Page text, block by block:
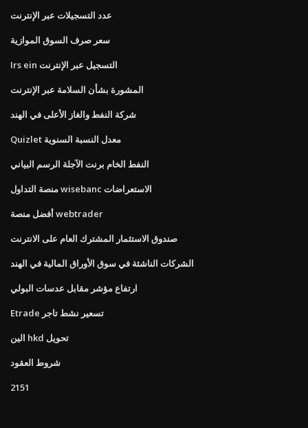
عدد التسجيلات عبر الإنترنت
سعر صرف السوق الموازية
Irs ein التسجيل عبر الإنترنت
المشورة بشأن السلامة عبر الإنترنت
شركة النفط والغاز الأعلى في الهند
Quizlet معدل النسبة السنوية
النفط الخام برنت الآجلة الرسم البياني
منصة التداول wisebanc الاستعراضات
أفضل منصة webtrader
صندوق الاستثمار المشترك العام على الانترنت
الشركات الناشئة في سوق الأوراق المالية في الهند
ارتفاع مؤشر مقابل عدسات البولي
Etrade تسعير نشط تاجر
الين hkd تحويل
شروط العقود
2151